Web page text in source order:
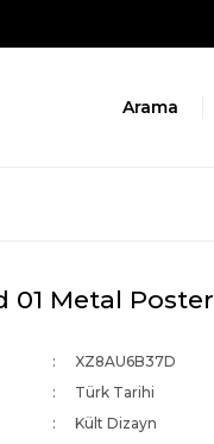
Arama
01 Metal Poster
XZ8AU6B37D
Türk Tarihi
Kült Dizayn